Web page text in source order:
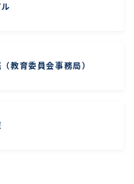
教育委員会事務局）